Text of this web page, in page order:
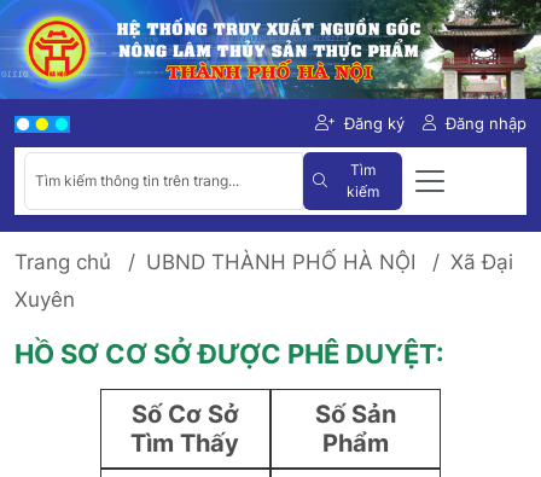
Đăng ký Đăng nhập
Tìm
kiếm
Trang chủ UBND THÀNH PHỐ HÀ NỘI
Xã Đại
Xuyên
HỒ SƠ CƠ SỞ ĐƯỢC PHÊ DUYỆT:
Số Cơ Sở
Tìm Thấy
Số Sản
Phẩm